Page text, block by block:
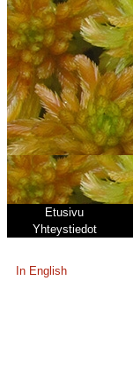
Etusivu
Yhteystiedot
In English